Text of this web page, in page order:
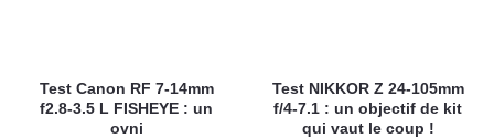
Test Canon RF 7-14mm
f2.8-3.5 L FISHEYE : un
ovni
Test NIKKOR Z 24-105mm
f/4-7.1 : un objectif de kit
qui vaut le coup !